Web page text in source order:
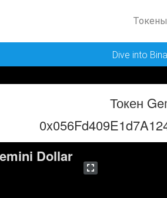
Токены
Dive into
Токен
Dollar